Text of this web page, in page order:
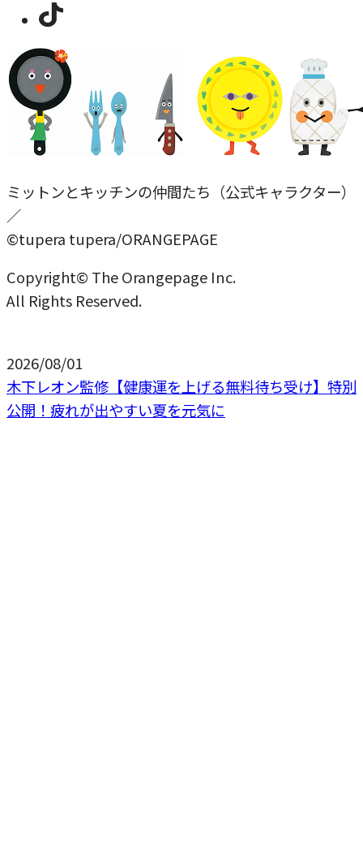
ミットンとキッチンの仲間たち（公式キャラクター）
／
©tupera tupera/ORANGEPAGE
Copyright© The Orangepage Inc.
All Rights Reserved.
2026/08/01
木下レオン監修【健康運を上げる無料待ち受け】特別
公開！疲れが出やすい夏を元気に